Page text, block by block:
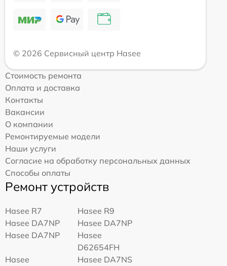
© 2026 Сервисный центр Hasee
Стоимость ремонта
Оплата и доставка
Контакты
Вакансии
О компании
Ремонтируемые модели
Наши услуги
Согласие на обработку персональных данных
Способы оплаты
Ремонт устройств
Hasee R7
Hasee R9
Hasee DA7NP
Hasee DA7NP
Hasee DA7NP
Hasee
D62654FH
Hasee
Hasee DA7NS